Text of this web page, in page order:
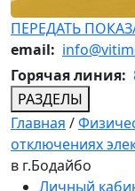
ПЕРЕДАТЬ
email:
Горячая линия:
РАЗДЕЛЫ
Главная /
отключениях
в г.Бодайбо
Личный